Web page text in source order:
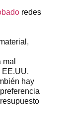
redes
EE.UU.
hay